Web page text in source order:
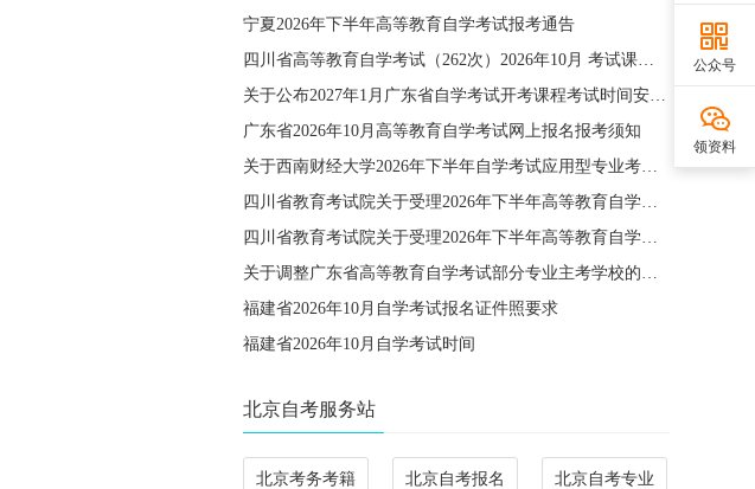
宁夏2026年下半年高等教育自学考试报考通告
四川省高等教育自学考试（262次）2026年10月 考试课程简表
关于公布2027年1月广东省自学考试开考课程考试时间安排和使用教材的通知
广东省2026年10月高等教育自学考试网上报名报考须知
关于西南财经大学2026年下半年自学考试应用型专业考籍更改办理的通知
四川省教育考试院关于受理2026年下半年高等教育自学考试省际转考申请的通告
四川省教育考试院关于受理2026年下半年高等教育自学考试考籍更改申请的通告
关于调整广东省高等教育自学考试部分专业主考学校的通知
福建省2026年10月自学考试报名证件照要求
福建省2026年10月自学考试时间
北京自考服务站
北京考务考籍 北京自考报名 北京自考专业
公众号
领资料